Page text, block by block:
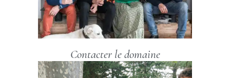
Contacter le domaine